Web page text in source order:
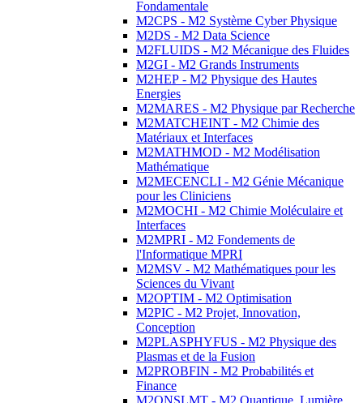
Fondamentale
M2CPS - M2 Système Cyber Physique
M2DS - M2 Data Science
M2FLUIDS - M2 Mécanique des Fluides
M2GI - M2 Grands Instruments
M2HEP - M2 Physique des Hautes
Energies
M2MARES - M2 Physique par Recherche
M2MATCHEINT - M2 Chimie des
Matériaux et Interfaces
M2MATHMOD - M2 Modélisation
Mathématique
M2MECENCLI - M2 Génie Mécanique
pour les Cliniciens
M2MOCHI - M2 Chimie Moléculaire et
Interfaces
M2MPRI - M2 Fondements de
l'Informatique MPRI
M2MSV - M2 Mathématiques pour les
Sciences du Vivant
M2OPTIM - M2 Optimisation
M2PIC - M2 Projet, Innovation,
Conception
M2PLASPHYFUS - M2 Physique des
Plasmas et de la Fusion
M2PROBFIN - M2 Probabilités et
Finance
M2QNSLMT - M2 Quantique, Lumière,